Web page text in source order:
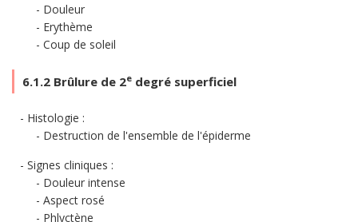
Douleur
Erythème
Coup de soleil
6.1.2 Brûlure de 2e degré superficiel
Histologie :
Destruction de l'ensemble de l'épiderme
Signes cliniques :
Douleur intense
Aspect rosé
Phlyctène